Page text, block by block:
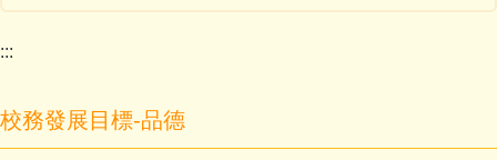
:::
校務發展目標-品德